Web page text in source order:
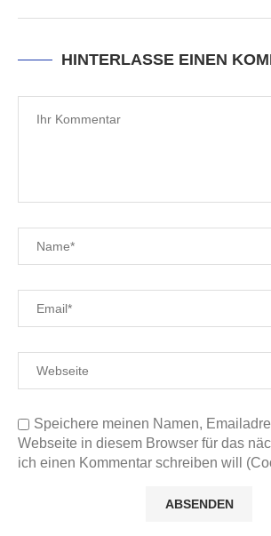
HINTERLASSE EINEN
Speichere meinen Namen,
Webseite in diesem Browser für das
ich einen Kommentar schreiben will